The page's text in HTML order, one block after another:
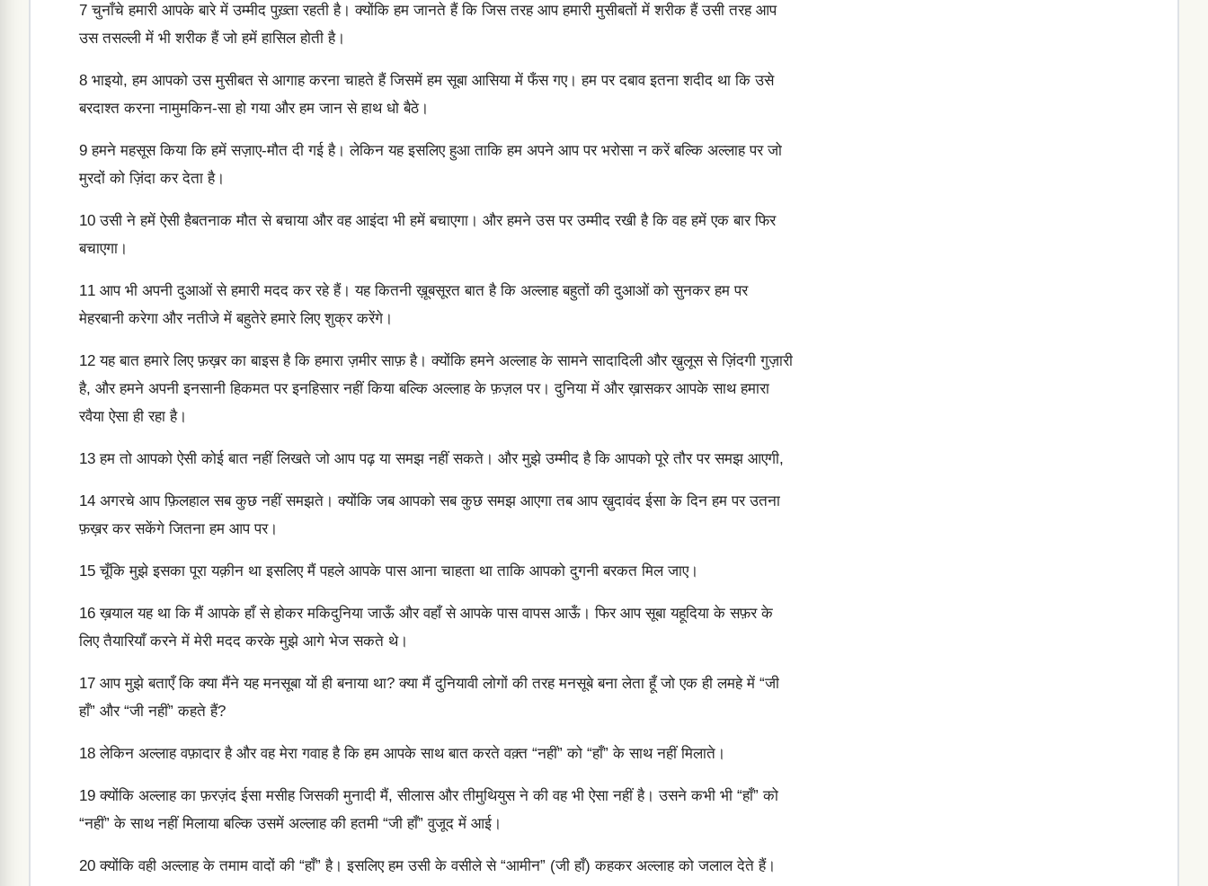
7 चुनाँचे हमारी आपके बारे में उम्मीद पुख़्ता रहती है। क्योंकि हम जानते हैं कि जिस तरह आप हमारी मुसीबतों में शरीक हैं उसी तरह आप
उस तसल्ली में भी शरीक हैं जो हमें हासिल होती है।
8 भाइयो, हम आपको उस मुसीबत से आगाह करना चाहते हैं जिसमें हम सूबा आसिया में फँस गए। हम पर दबाव इतना शदीद था कि उसे
बरदाश्त करना नामुमकिन-सा हो गया और हम जान से हाथ धो बैठे।
9 हमने महसूस किया कि हमें सज़ाए-मौत दी गई है। लेकिन यह इसलिए हुआ ताकि हम अपने आप पर भरोसा न करें बल्कि अल्लाह पर जो
मुरदों को ज़िंदा कर देता है।
10 उसी ने हमें ऐसी हैबतनाक मौत से बचाया और वह आइंदा भी हमें बचाएगा। और हमने उस पर उम्मीद रखी है कि वह हमें एक बार फिर
बचाएगा।
11 आप भी अपनी दुआओं से हमारी मदद कर रहे हैं। यह कितनी ख़ूबसूरत बात है कि अल्लाह बहुतों की दुआओं को सुनकर हम पर
मेहरबानी करेगा और नतीजे में बहुतेरे हमारे लिए शुक्र करेंगे।
12 यह बात हमारे लिए फ़ख़र का बाइस है कि हमारा ज़मीर साफ़ है। क्योंकि हमने अल्लाह के सामने सादादिली और ख़ुलूस से ज़िंदगी गुज़ारी
है, और हमने अपनी इनसानी हिकमत पर इनहिसार नहीं किया बल्कि अल्लाह के फ़ज़ल पर। दुनिया में और ख़ासकर आपके साथ हमारा
रवैया ऐसा ही रहा है।
13 हम तो आपको ऐसी कोई बात नहीं लिखते जो आप पढ़ या समझ नहीं सकते। और मुझे उम्मीद है कि आपको पूरे तौर पर समझ आएगी,
14 अगरचे आप फ़िलहाल सब कुछ नहीं समझते। क्योंकि जब आपको सब कुछ समझ आएगा तब आप ख़ुदावंद ईसा के दिन हम पर उतना
फ़ख़र कर सकेंगे जितना हम आप पर।
15 चूँकि मुझे इसका पूरा यक़ीन था इसलिए मैं पहले आपके पास आना चाहता था ताकि आपको दुगनी बरकत मिल जाए।
16 ख़याल यह था कि मैं आपके हाँ से होकर मकिदुनिया जाऊँ और वहाँ से आपके पास वापस आऊँ। फिर आप सूबा यहूदिया के सफ़र के
लिए तैयारियाँ करने में मेरी मदद करके मुझे आगे भेज सकते थे।
17 आप मुझे बताएँ कि क्या मैंने यह मनसूबा यों ही बनाया था? क्या मैं दुनियावी लोगों की तरह मनसूबे बना लेता हूँ जो एक ही लमहे में “जी
हाँ” और “जी नहीं” कहते हैं?
18 लेकिन अल्लाह वफ़ादार है और वह मेरा गवाह है कि हम आपके साथ बात करते वक़्त “नहीं” को “हाँ” के साथ नहीं मिलाते।
19 क्योंकि अल्लाह का फ़रज़ंद ईसा मसीह जिसकी मुनादी मैं, सीलास और तीमुथियुस ने की वह भी ऐसा नहीं है। उसने कभी भी “हाँ” को
“नहीं” के साथ नहीं मिलाया बल्कि उसमें अल्लाह की हतमी “जी हाँ” वुजूद में आई।
20 क्योंकि वही अल्लाह के तमाम वादों की “हाँ” है। इसलिए हम उसी के वसीले से “आमीन” (जी हाँ) कहकर अल्लाह को जलाल देते हैं।